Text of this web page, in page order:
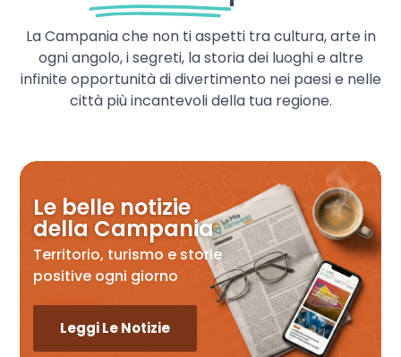
La Campania che non ti aspetti tra cultura, arte in
ogni angolo, i segreti, la storia dei luoghi e altre
infinite opportunità di divertimento nei paesi e nelle
città più incantevoli della tua regione.
Le belle notizie
della Campania
Territorio, turismo e storie
positive ogni giorno
Leggi Le Notizie